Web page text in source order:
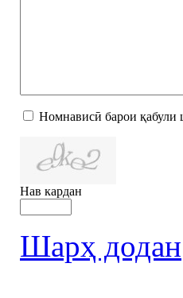
Номнависӣ барои қабули
Нав кардан
Шарҳ додан